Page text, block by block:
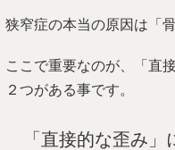
狭窄症の本当の原因は「
ここで重要なのが、「直
２つがある事です。
「直接的な歪み」